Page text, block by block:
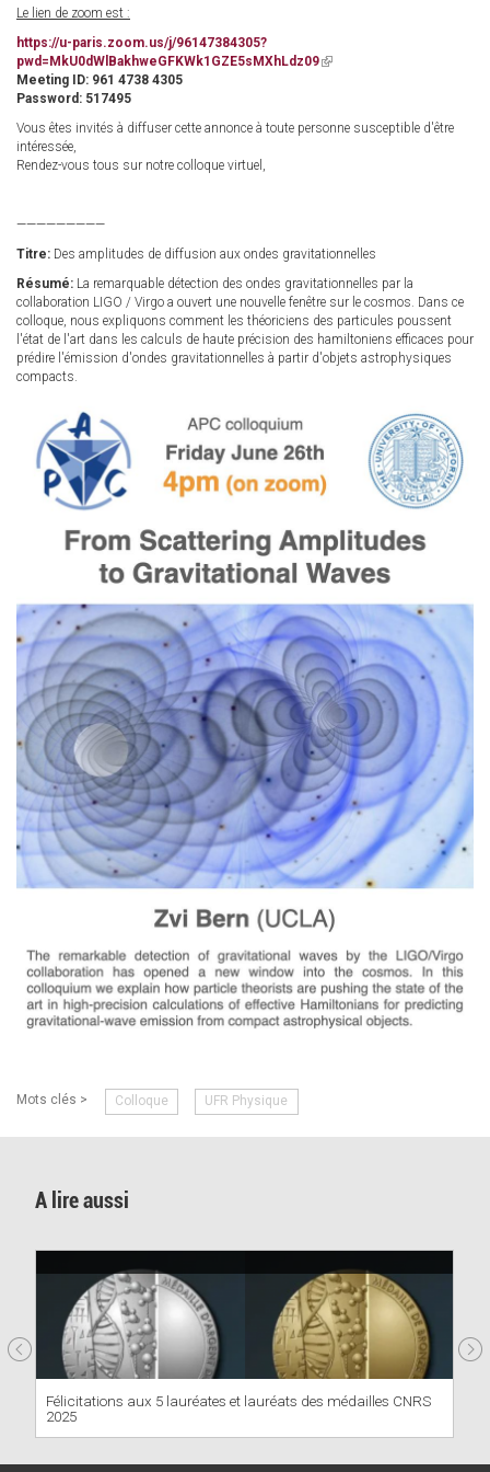
Le lien de zoom est :
https://u-paris.zoom.us/j/96147384305?
pwd=MkU0dWlBakhweGFKWk1GZE5sMXhLdz09(link
Meeting ID: 961 4738 4305
Password: 517495
Vous êtes invités à diffuser cette annonce à toute personne susceptible d'être
intéressée,
Rendez-vous tous sur notre colloque virtuel,
—————————
Titre: Des amplitudes de diffusion aux ondes gravitationnelles
Résumé: La remarquable détection des ondes gravitationnelles par la
collaboration LIGO / Virgo a ouvert une nouvelle fenêtre sur le cosmos. Dans ce
colloque, nous expliquons comment les théoriciens des particules poussent
l'état de l'art dans les calculs de haute précision des hamiltoniens efficaces pour
prédire l'émission d'ondes gravitationnelles à partir d'objets astrophysiques
compacts.
Mots clés > Colloque UFR Physique
A lire aussi
Félicitations aux 5 lauréates et lauréats des médailles CNRS
2025